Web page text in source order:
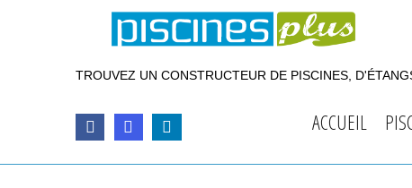
TROUVEZ UN CONSTRUCTEUR DE PISCINES,
ACCUEIL